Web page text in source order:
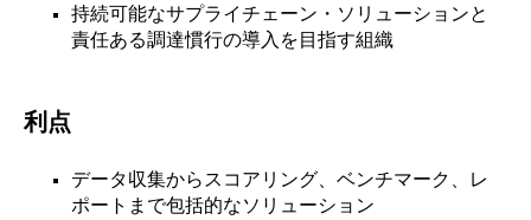
持続可能なサプライチェーン・ソリューションと
責任ある調達慣行の導入を目指す組織
利点
データ収集からスコアリング、ベンチマーク、レ
ポートまで包括的なソリューション